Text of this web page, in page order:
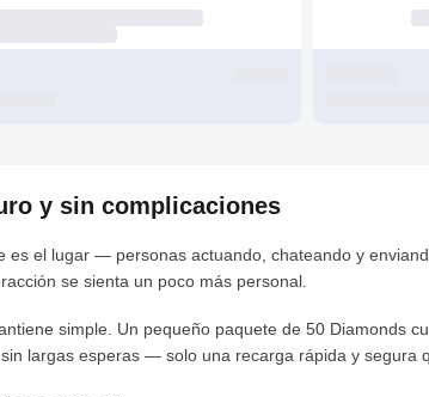
y sin complicaciones
es el lugar — personas actuando, chateando y
se sienta un poco más personal.
simple. Un pequeño paquete de 50 Diamonds
largas esperas — solo una recarga rápida y segura